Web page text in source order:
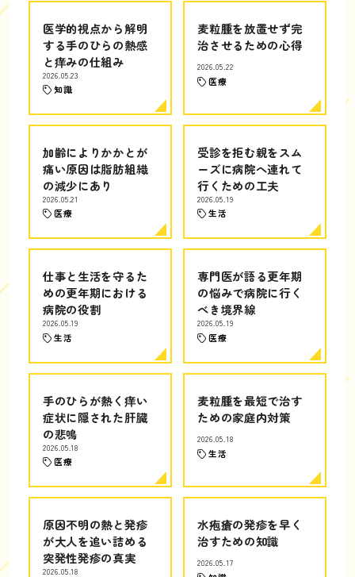
医学的視点から解明
する手のひらの熱感
と痒みの仕組み
2026.05.23
知識
麦粒腫を放置せず完
治させるための心得
2026.05.22
医療
加齢によりかかとが
痛い原因は脂肪組織
の減少にあり
2026.05.21
医療
受診を拒む親をスム
ーズに病院へ連れて
行くための工夫
2026.05.19
生活
仕事と生活を守るた
めの更年期における
病院の役割
2026.05.19
生活
専門医が語る更年期
の悩みで病院に行く
べき境界線
2026.05.19
医療
手のひらが熱く痒い
症状に隠された肝臓
の悲鳴
2026.05.18
医療
麦粒腫を最短で治す
ための家庭内対策
2026.05.18
生活
原因不明の熱と発疹
が大人を追い詰める
突発性発疹の真実
2026.05.18
水疱瘡の発疹を早く
治すための知識
2026.05.17